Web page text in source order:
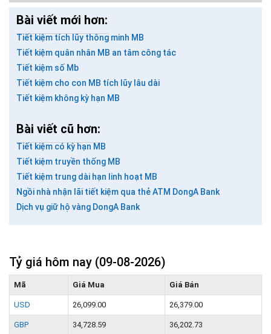
Bài viết mới hơn:
Tiết kiệm tích lũy thông minh MB
Tiết kiệm quân nhân MB an tâm công tác
Tiết kiệm số Mb
Tiết kiệm cho con MB tích lũy lâu dài
Tiết kiệm không kỳ hạn MB
Bài viết cũ hơn:
Tiết kiệm có kỳ hạn MB
Tiết kiệm truyền thống MB
Tiết kiệm trung dài hạn linh hoạt MB
Ngồi nhà nhận lãi tiết kiệm qua thẻ ATM DongA Bank
Dịch vụ giữ hộ vàng DongA Bank
Tỷ giá hôm nay (09-08-2026)
Mã Giá Mua Giá Bán
USD 26,099.00 26,379.00
GBP 34,728.59 36,202.73